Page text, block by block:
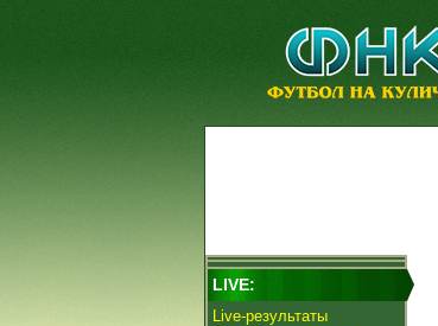
LIVE:
Live-результаты